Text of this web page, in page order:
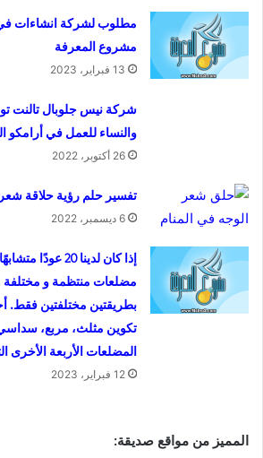
مطلوب لشركة انشاءات في
مشروع المعرفة
13 فبراير، 2023
شركة نيس جلوبال تالنت
والنساء للعمل في أرامكو
26 أكتوبر، 2022
تفسير حلم رؤية حلاقة
6 ديسمبر، 2022
مضلعات منتظمة و مختلفة
بطريقتين مختلفتين فقط.
تكوين مثلث، مربع،
المضلعات الأربعة الأخرى
12 فبراير، 2023
المميز من مواقع صديقة: